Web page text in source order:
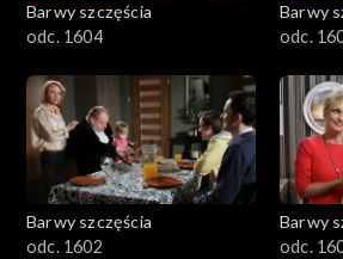
Barwy szczęścia
odc. 1604
Barwy
odc.
Barwy szczęścia
odc. 1602
Barwy
odc.